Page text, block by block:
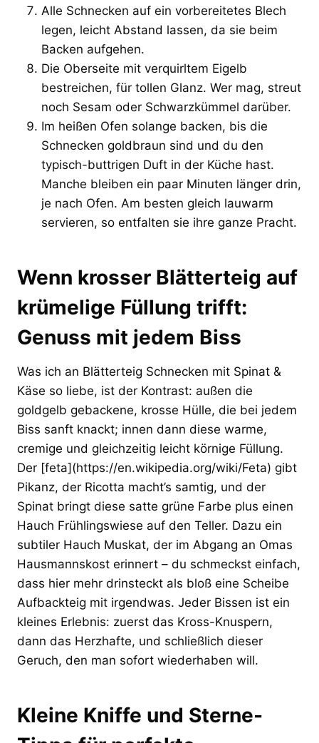
Alle Schnecken auf ein vorbereitetes Blech
legen, leicht Abstand lassen, da sie beim
Backen aufgehen.
Die Oberseite mit verquirltem Eigelb
bestreichen, für tollen Glanz. Wer mag, streut
noch Sesam oder Schwarzkümmel darüber.
Im heißen Ofen solange backen, bis die
Schnecken goldbraun sind und du den
typisch-buttrigen Duft in der Küche hast.
Manche bleiben ein paar Minuten länger drin,
je nach Ofen. Am besten gleich lauwarm
servieren, so entfalten sie ihre ganze Pracht.
Wenn krosser Blätterteig auf
krümelige Füllung trifft:
Genuss mit jedem Biss
Was ich an Blätterteig Schnecken mit Spinat &
Käse so liebe, ist der Kontrast: außen die
goldgelb gebackene, krosse Hülle, die bei jedem
Biss sanft knackt; innen dann diese warme,
cremige und gleichzeitig leicht körnige Füllung.
Der [feta](https://en.wikipedia.org/wiki/Feta) gibt
Pikanz, der Ricotta macht’s samtig, und der
Spinat bringt diese satte grüne Farbe plus einen
Hauch Frühlingswiese auf den Teller. Dazu ein
subtiler Hauch Muskat, der im Abgang an Omas
Hausmannskost erinnert – du schmeckst einfach,
dass hier mehr drinsteckt als bloß eine Scheibe
Aufbackteig mit irgendwas. Jeder Bissen ist ein
kleines Erlebnis: zuerst das Kross-Knuspern,
dann das Herzhafte, und schließlich dieser
Geruch, den man sofort wiederhaben will.
Kleine Kniffe und Sterne-